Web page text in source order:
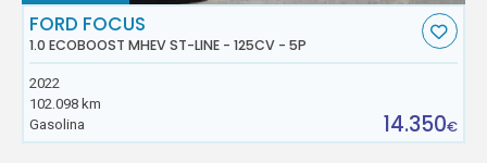
FORD FOCUS
1.0 ECOBOOST MHEV ST-LINE - 125CV - 5P
2022
102.098 km
Gasolina
14.350€